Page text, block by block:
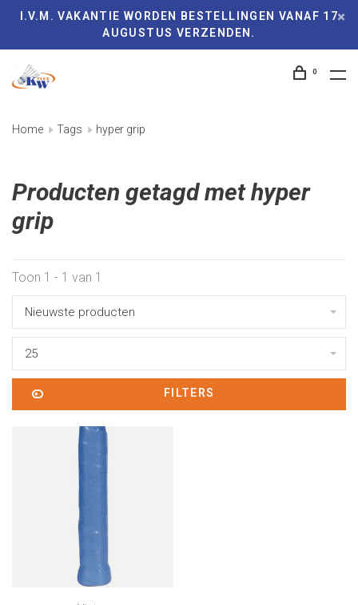
I.V.M. VAKANTIE WORDEN BESTELLINGEN VANAF 17
AUGUSTUS VERZENDEN.
0
Home Tags hyper grip
Producten getagd met hyper
grip
Toon 1 - 1 van 1
Nieuwste producten
25
FILTERS